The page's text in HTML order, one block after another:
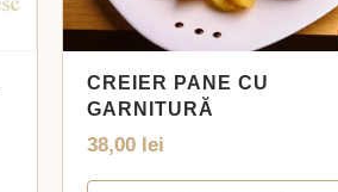
CREIER PANE CU
GARNITURĂ
38,00 lei